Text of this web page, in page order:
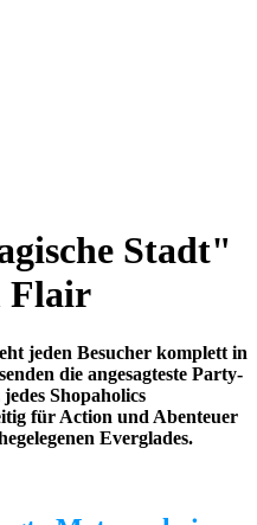
Stadt"
Flair
jeden Besucher komplett in
die angesagteste Party-
Shopaholics
für Action und Abenteuer
Everglades.